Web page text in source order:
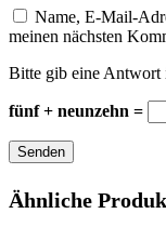
Name, E-Mail-
meinen nächsten
Bitte gib eine Antwort
fünf + neunzehn =
Senden
Ähnliche